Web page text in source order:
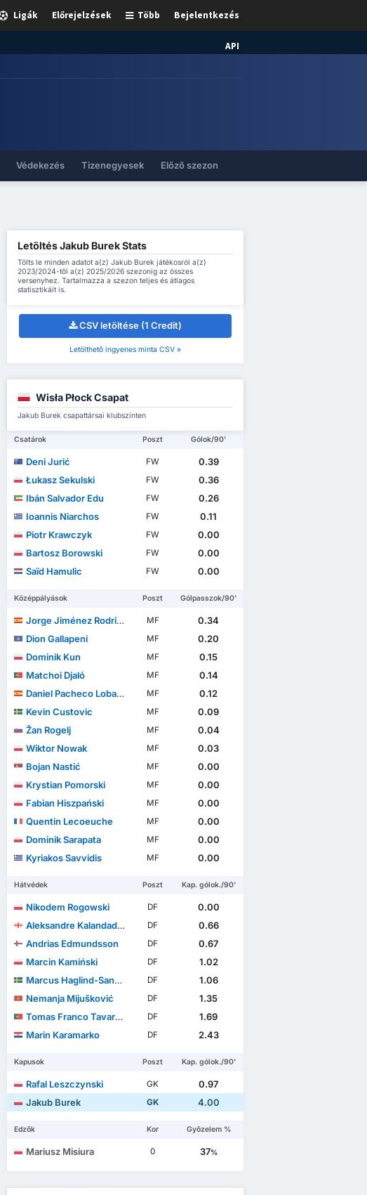
Bejelentkezés
Több
Előrejelzések
Ligák
API
Védekezés Tizenegyesek Előző szezon
Letöltés Jakub Burek Stats
Tölts le minden adatot a(z) Jakub Burek játékosról a(z)
2023/2024-től a(z) 2025/2026 szezonig az összes
versenyhez. Tartalmazza a szezon teljes és átlagos
statisztikáit is.
CSV letöltése (1 Credit)
Letölthető ingyenes minta CSV »
Wisła Płock Csapat
Jakub Burek csapattársai klubszinten
Csatárok Poszt Gólok/90'
Deni Jurić FW
0.39
Łukasz Sekulski
FW
0.36
Ibán Salvador Edu
FW
0.26
Ioannis Niarchos
FW
0.11
Piotr Krawczyk
FW
0.00
Bartosz Borowski
FW
0.00
Saïd Hamulic
FW 0.00
Középpályások Poszt Gólpasszok/90'
Jorge Jiménez Rodríguez MF
0.34
Dion Gallapeni
MF
0.20
Dominik Kun
MF
0.15
Matchoi Djaló
MF
0.14
Daniel Pacheco Lobato
MF
0.12
Kevin Custovic
MF
0.09
Žan Rogelj
MF
0.04
Wiktor Nowak
MF
0.03
Bojan Nastić
MF
0.00
Krystian Pomorski
MF
0.00
Fabian Hiszpański
MF
0.00
Quentin Lecoeuche
MF
0.00
Dominik Sarapata
MF
0.00
Kyriakos Savvidis
MF 0.00
Hátvédek Poszt Kap. gólok./90'
Nikodem Rogowski DF
0.00
Aleksandre Kalandadze
DF
0.66
Andrias Edmundsson
DF
0.67
Marcin Kamiński
DF
1.02
Marcus Haglind-Sangré
DF
1.06
Nemanja Mijušković
DF
1.35
Tomas Franco Tavares
DF
1.69
Marin Karamarko
DF 2.43
Kapusok Poszt Kap. gólok./90'
Rafal Leszczynski GK
0.97
Jakub Burek
GK 4.00
Edzők Kor Győzelem %
Mariusz Misiura 0 37%